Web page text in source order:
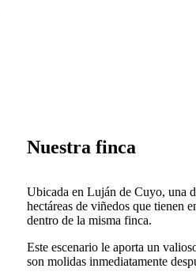
Nuestra finca
Ubicada en Luján de Cuyo, una
hectáreas de viñedos que tienen
dentro de la misma finca.
Este escenario le aporta un
son molidas inmediatamente